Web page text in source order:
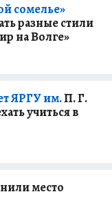
сомелье»
разные стили
на Волге»
ЯРГУ им.П. Г.
учиться в
место